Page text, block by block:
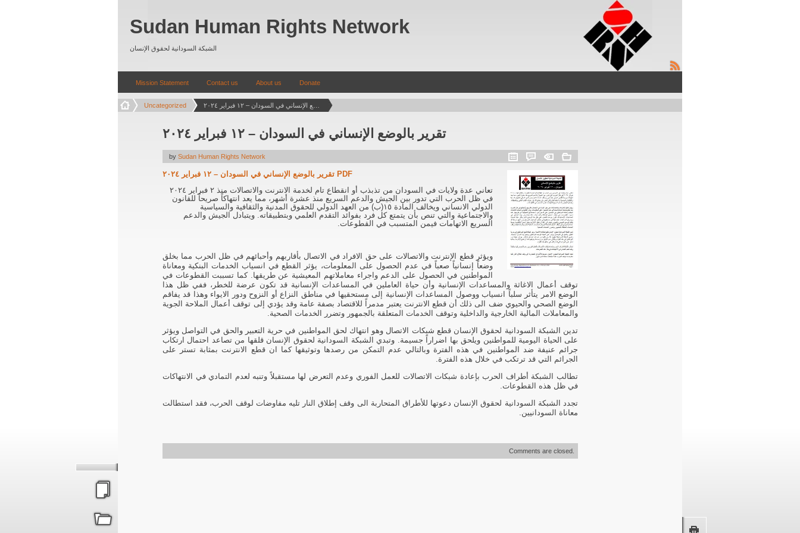
Sudan Human Rights Network
الشبكة السودانية لحقوق الإنسان
Mission Statement Contact us About us Donate
Uncategorized
تقرير بالوضع الإنساني في السودان – ١٢ فبراير ٢٠٢٤
by Sudan Human Rights Network
تقرير بالوضع الإنساني في السودان – ١٢ فبراير ٢٠٢٤ PDF
تعاني عدة ولايات في السودان من تذبذب أو انقطاع تام لخدمة الانترنت والاتصالات منذ ٢ فبراير ٢٠٢٤
في ظل الحرب التي تدور بين الجيش والدعم السريع منذ عشرة أشهر، مما يعد انتهاكاً صريحاً للقانون
الدولي الانساني ويخالف المادة ١٥(ب) من العهد الدولي للحقوق المدنية والثقافية والسياسية
والاجتماعية والتي تنص بأن يتمتع كل فرد بفوائد التقدم العلمي وبتطبيقاته. ويتبادل الجيش والدعم
السريع الاتهامات فيمن المتسبب في القطوعات.
ويؤثر قطع الإنترنت والاتصالات على حق الافراد في الاتصال بأقاربهم وأحبائهم في ظل الحرب مما بخلق
وضعاً إنسانياً صعباً في عدم الحصول على المعلومات، يؤثر القطع في انسياب الخدمات البنكية ومعاناة
المواطنين في الحصول على الدعم واجراء معاملاتهم المعيشية عن طريقها. كما تسببت القطوعات في
توقف أعمال الاغاثة والمساعدات الإنسانية وأن حياة العاملين في المساعدات الإنسانية قد تكون عرضة للخطر، ففي ظل هذا
الوضع الامر يتأثر سلباً انسياب ووصول المساعدات الإنسانية إلى مستحقيها في مناطق النزاع أو النزوح ودور الايواء وهذا قد يفاقم
الوضع الصحي والحيوي ضف الى ذلك أن قطع الانترنت يعتبر مدمراً للاقتصاد بصفة عامة وقد يؤدي إلى توقف أعمال الملاحة الجوية
والمعاملات المالية الخارجية والداخلية وتوقف الخدمات المتعلقة بالجمهور وتضرر الخدمات الصحية.
تدين الشبكة السودانية لحقوق الإنسان قطع شبكات الاتصال وهو انتهاك لحق المواطنين في حرية التعبير والحق في التواصل ويؤثر
على الحياة اليومية للمواطنين ويلحق بها اضراراً جسيمة. وتبدي الشبكة السودانية لحقوق الإنسان قلقها من تصاعد احتمال ارتكاب
جرائم عنيفة ضد المواطنين في هذه الفترة وبالتالي عدم التمكن من رصدها وتوثيقها كما ان قطع الانترنت بمثابة تستر على
الجرائم التي قد ترتكب في خلال هذه الفترة.
تطالب الشبكة أطراف الحرب بإعادة شبكات الاتصالات للعمل الفوري وعدم التعرض لها مستقبلاً وتنبه لعدم التمادي في الانتهاكات
في ظل هذه القطوعات.
تجدد الشبكة السودانية لحقوق الإنسان دعوتها للأطراق المتحاربة الى وقف إطلاق النار تليه مفاوضات لوقف الحرب، فقد استطالت
معاناة السودانيين.
Comments are closed.